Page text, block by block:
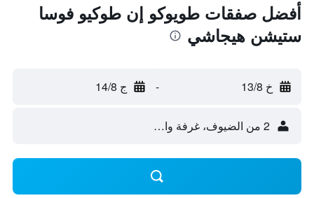
أفضل صفقات طويوكو إن طوكيو فوسا
ستيشن هيجاشي
خ 13/8 - ج 14/8
2 من الضيوف، غرفة واحدة